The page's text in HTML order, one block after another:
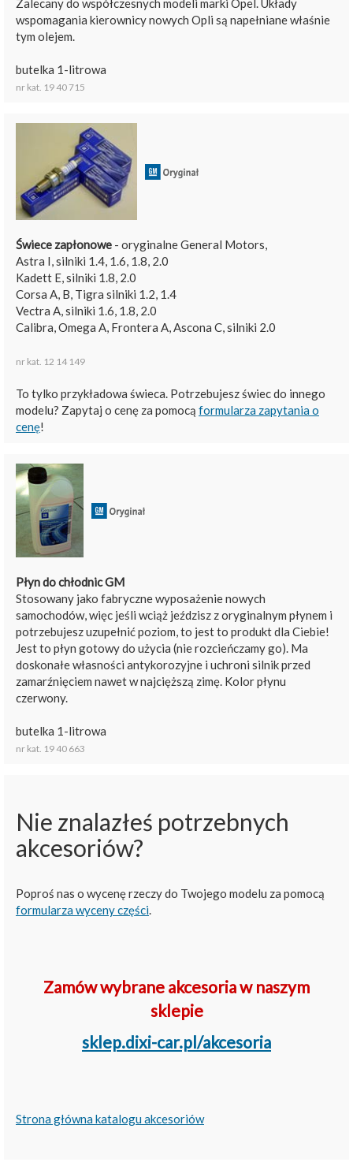
Zalecany do współczesnych modeli marki Opel. Układy
wspomagania kierownicy nowych Opli są napełniane właśnie
tym olejem.
butelka 1-litrowa
nr kat. 19 40 715
Świece zapłonowe - oryginalne General Motors,
Astra I, silniki 1.4, 1.6, 1.8, 2.0
Kadett E, silniki 1.8, 2.0
Corsa A, B, Tigra silniki 1.2, 1.4
Vectra A, silniki 1.6, 1.8, 2.0
Calibra, Omega A, Frontera A, Ascona C, silniki 2.0
nr kat. 12 14 149
To tylko przykładowa świeca. Potrzebujesz świec do innego
modelu? Zapytaj o cenę za pomocą formularza zapytania o
cenę!
Płyn do chłodnic GM
Stosowany jako fabryczne wyposażenie nowych
samochodów, więc jeśli wciąż jeździsz z oryginalnym płynem i
potrzebujesz uzupełnić poziom, to jest to produkt dla Ciebie!
Jest to płyn gotowy do użycia (nie rozcieńczamy go). Ma
doskonałe własności antykorozyjne i uchroni silnik przed
zamarźnięciem nawet w najcięższą zimę. Kolor płynu
czerwony.
butelka 1-litrowa
nr kat. 19 40 663
Nie znalazłeś potrzebnych
akcesoriów?
Poproś nas o wycenę rzeczy do Twojego modelu za pomocą
formularza wyceny części.
Zamów wybrane akcesoria w naszym
sklepie
sklep.dixi-car.pl/akcesoria
Strona główna katalogu akcesoriów